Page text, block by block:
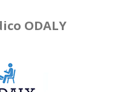
ODALY